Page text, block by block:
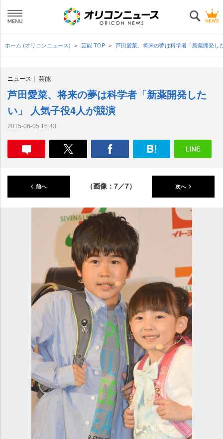
ホーム (オリコンニュース) 芸能 TOP 芦田愛菜、将来の夢は科学者「新薬開発
ニュース 芸能
芦田愛菜、将来の夢は科学者「新薬開発した
い」 人気子役4人が競演
2015-06-05 16:43
前へ （画像：7／7） 次へ